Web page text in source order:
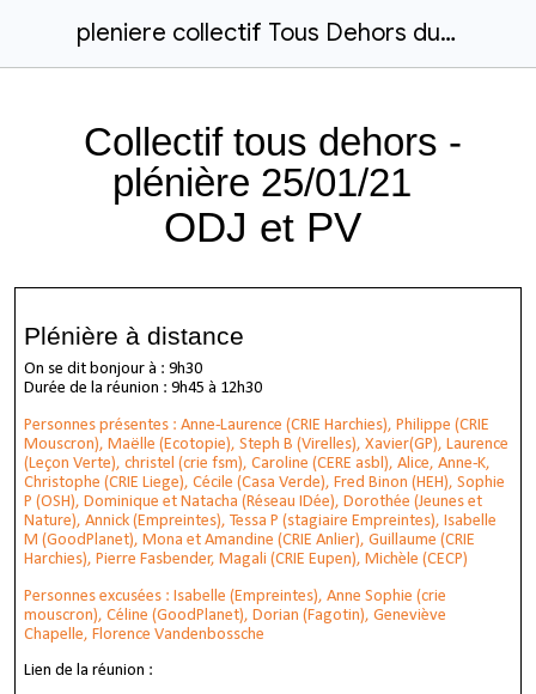
pleniere collectif Tous Dehors du 25 01 21
Collectif tous dehors -
plénière 25/01/21
ODJ et PV
Plénière à distance
On se dit bonjour à : 9h30
Durée de la réunion : 9h45 à 12h30
Personnes présentes : Anne-Laurence (CRIE Harchies), Philippe (CRIE
Mouscron), Maëlle (Ecotopie), Steph B (Virelles), Xavier(GP), Laurence
(Leçon Verte), christel (crie fsm), Caroline (CERE asbl), Alice, Anne-K,
Christophe (CRIE Liege), Cécile (Casa Verde), Fred Binon (HEH), Sophie
P (OSH), Dominique et Natacha (Réseau IDée), Dorothée (Jeunes et
Nature), Annick (Empreintes), Tessa P (stagiaire Empreintes), Isabelle
M (GoodPlanet), Mona et Amandine (CRIE Anlier), Guillaume (CRIE
Harchies), Pierre Fasbender, Magali (CRIE Eupen), Michèle (CECP)
Personnes excusées : Isabelle (Empreintes), Anne Sophie (crie
mouscron), Céline (GoodPlanet), Dorian (Fagotin), Geneviève
Chapelle, Florence Vandenbossche
Lien de la réunion :